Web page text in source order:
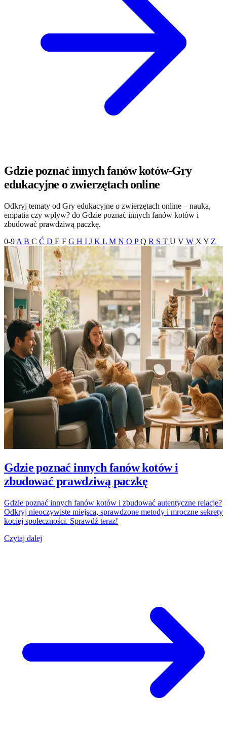
Gdzie poznać innych fanów kotów-Gry
edukacyjne o zwierzętach online
Odkryj tematy od Gry edukacyjne o zwierzętach online – nauka,
empatia czy wpływ? do Gdzie poznać innych fanów kotów i
zbudować prawdziwą paczkę.
0-9 A B C Ć D E F G H I J K L M N O PQ R S T U V W X Y Z
Gdzie poznać innych fanów kotów i
zbudować prawdziwą paczkę
Gdzie poznać innych fanów kotów i zbudować autentyczne relacje?
Odkryj nieoczywiste miejsca, sprawdzone metody i mroczne sekrety
kociej społeczności. Sprawdź teraz!
Czytaj dalej